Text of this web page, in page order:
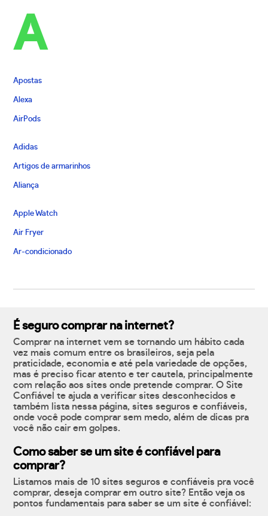
A
Apostas
Alexa
AirPods
Adidas
Artigos de armarinhos
Aliança
Apple Watch
Air Fryer
Ar-condicionado
É seguro comprar na internet?
Comprar na internet vem se tornando um hábito cada
vez mais comum entre os brasileiros, seja pela
praticidade, economia e até pela variedade de opções,
mas é preciso ficar atento e ter cautela, principalmente
com relação aos sites onde pretende comprar. O Site
Confiável te ajuda a verificar sites desconhecidos e
também lista nessa página, sites seguros e confiáveis,
onde você pode comprar sem medo, além de dicas pra
você não cair em golpes.
Como saber se um site é confiável para
comprar?
Listamos mais de 10 sites seguros e confiáveis pra você
comprar, deseja comprar em outro site? Então veja os
pontos fundamentais para saber se um site é confiável: